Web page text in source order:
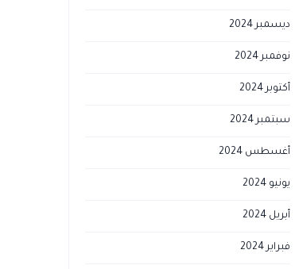
ديسمبر 2024
نوفمبر 2024
أكتوبر 2024
سبتمبر 2024
أغسطس 2024
يونيو 2024
أبريل 2024
فبراير 2024